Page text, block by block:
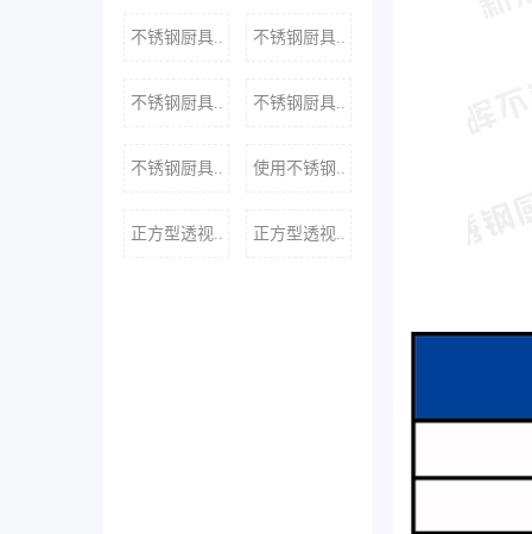
不锈钢厨具.. 不锈钢厨具..
不锈钢厨具.. 不锈钢厨具..
不锈钢厨具.. 使用不锈钢..
正方型透视.. 正方型透视..